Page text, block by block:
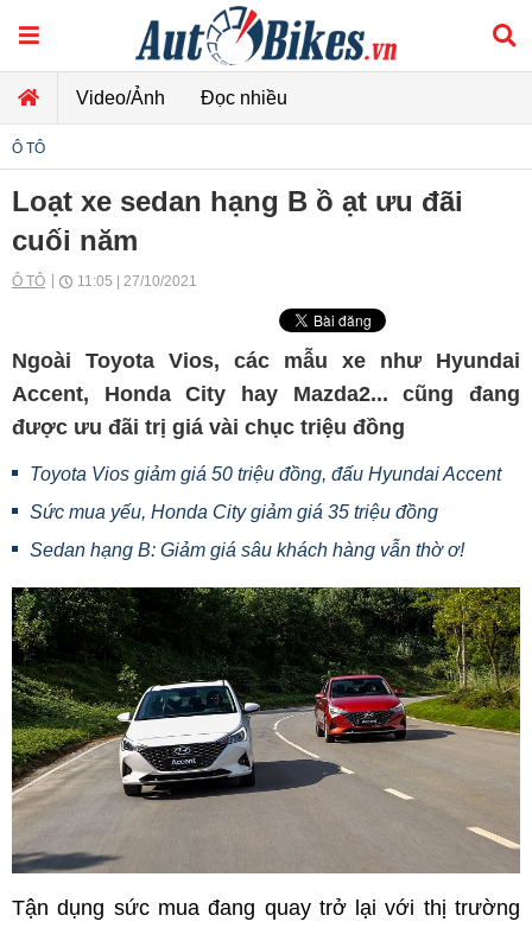
Video/Ảnh Đọc nhiều
Ô TÔ
Loạt xe sedan hạng B ồ ạt ưu đãi
cuối năm
Ô TÔ 11:05 | 27/10/2021
Ngoài Toyota Vios, các mẫu xe như Hyundai
Accent, Honda City hay Mazda2... cũng đang
được ưu đãi trị giá vài chục triệu đồng
Toyota Vios giảm giá 50 triệu đồng, đấu Hyundai Accent
Sức mua yếu, Honda City giảm giá 35 triệu đồng
Sedan hạng B: Giảm giá sâu khách hàng vẫn thờ ơ!
Tận dụng sức mua đang quay trở lại với thị trường